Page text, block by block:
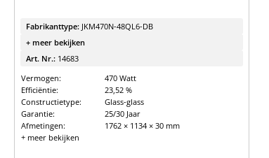
Fabrikanttype: JKM470N-48QL6-DB
+ meer bekijken
Art. Nr.: 14683
Vermogen:
470 Watt
Efficiëntie:
23,52 %
Constructietype:
Glass-glass
Garantie:
25/30 Jaar
Afmetingen:
1762 × 1134 × 30 mm
+ meer bekijken